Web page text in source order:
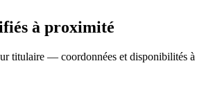
à proximité
titulaire — coordonnées et disponibilités à